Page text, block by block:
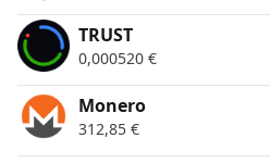
TRUST
0,000520 €
Monero
312,85 €